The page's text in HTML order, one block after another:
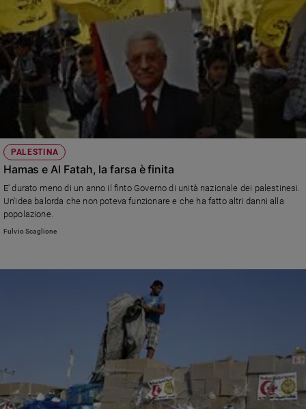
Santi
Devozione
e
fede
Parola
Santo
del
giorno
e
valori
Volontariato
settimana
Migranti
PALESTINA
Hamas e Al Fatah, la farsa è finita
E' durato meno di un anno il finto Governo di unità nazionale dei palestinesi.
Un'idea balorda che non poteva funzionare e che ha fatto altri danni alla
popolazione.
Fulvio Scaglione